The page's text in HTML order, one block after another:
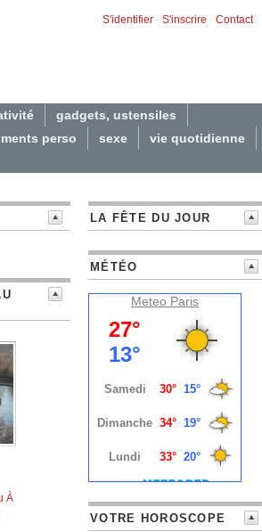
S'identifier - S'inscrire - Contact
gadgets, ustensiles
perso sexe
vie quotidienne
À
LA FÊTE DU JOUR
MÉTÉO
Meteo Paris
VOTRE HOROSCOPE